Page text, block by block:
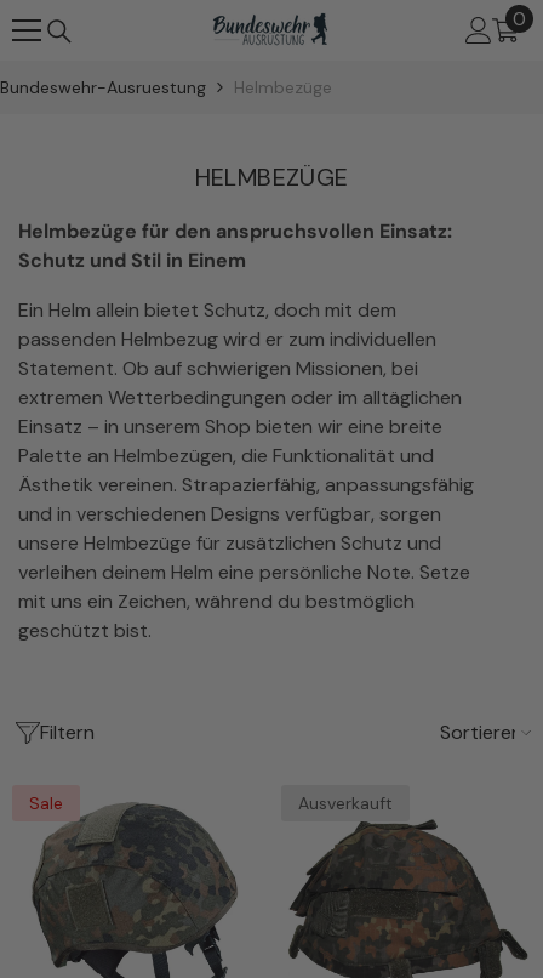
ZUM INHALT SPRINGEN 00
Bundeswehr-Ausruestung Helmbezüge
HELMBEZÜGE
Helmbezüge für den anspruchsvollen Einsatz:
Schutz und Stil in Einem
Ein Helm allein bietet Schutz, doch mit dem
passenden Helmbezug wird er zum individuellen
Statement. Ob auf schwierigen Missionen, bei
extremen Wetterbedingungen oder im alltäglichen
Einsatz – in unserem Shop bieten wir eine breite
Palette an Helmbezügen, die Funktionalität und
Ästhetik vereinen. Strapazierfähig, anpassungsfähig
und in verschiedenen Designs verfügbar, sorgen
unsere Helmbezüge für zusätzlichen Schutz und
verleihen deinem Helm eine persönliche Note. Setze
mit uns ein Zeichen, während du bestmöglich
geschützt bist.
Filtern Sortieren
Sale Ausverkauft